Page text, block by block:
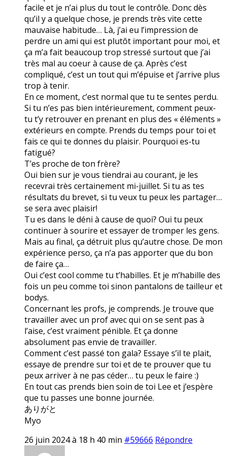
facile et je n’ai plus du tout le contrôle. Donc dès
qu’il y a quelque chose, je prends très vite cette
mauvaise habitude… Là, j’ai eu l’impression de
perdre un ami qui est plutôt important pour moi, et
ça m’a fait beaucoup trop stressé surtout que j’ai
très mal au coeur à cause de ça. Après c’est
compliqué, c’est un tout qui m’épuise et j’arrive plus
trop à tenir.
En ce moment, c’est normal que tu te sentes perdu.
Si tu n’es pas bien intérieurement, comment peux-
tu t’y retrouver en prenant en plus des « éléments »
extérieurs en compte. Prends du temps pour toi et
fais ce qui te donnes du plaisir. Pourquoi es-tu
fatigué?
T’es proche de ton frère?
Oui bien sur je vous tiendrai au courant, je les
recevrai très certainement mi-juillet. Si tu as tes
résultats du brevet, si tu veux tu peux les partager…
se sera avec plaisir!
Tu es dans le déni à cause de quoi? Oui tu peux
continuer à sourire et essayer de tromper les gens.
Mais au final, ça détruit plus qu’autre chose. De mon
expérience perso, ça n’a pas apporter que du bon
de faire ça…
Oui c’est cool comme tu t’habilles. Et je m’habille des
fois un peu comme toi sinon pantalons de tailleur et
bodys.
Concernant les profs, je comprends. Je trouve que
travailler avec un prof avec qui on se sent pas à
l’aise, c’est vraiment pénible. Et ça donne
absolument pas envie de travailler.
Comment c’est passé ton gala? Essaye s’il te plait,
essaye de prendre sur toi et de te prouver que tu
peux arriver à ne pas céder… tu peux le faire :)
En tout cas prends bien soin de toi Lee et j’espère
que tu passes une bonne journée.
ありがと
Myo
26 juin 2024 à 18 h 40 min #59666 Répondre